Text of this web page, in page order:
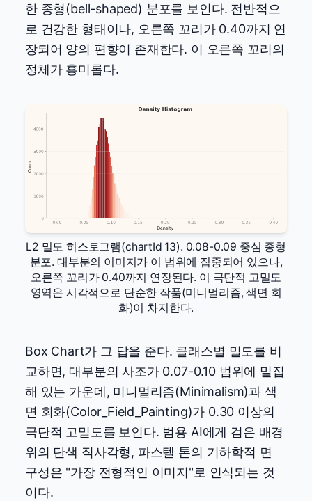
한 종형(bell-shaped) 분포를 보인다. 전반적으
로 건강한 형태이나, 오른쪽 꼬리가 0.40까지 연
장되어 양의 편향이 존재한다. 이 오른쪽 꼬리의
정체가 흥미롭다.
L2 밀도 히스토그램(chartId 13). 0.08-0.09 중심 종형
분포. 대부분의 이미지가 이 범위에 집중되어 있으나,
오른쪽 꼬리가 0.40까지 연장된다. 이 극단적 고밀도
영역은 시각적으로 단순한 작품(미니멀리즘, 색면 회
화)이 차지한다.
Box Chart가 그 답을 준다. 클래스별 밀도를 비
교하면, 대부분의 사조가 0.07-0.10 범위에 밀집
해 있는 가운데, 미니멀리즘(Minimalism)과 색
면 회화(Color_Field_Painting)가 0.30 이상의
극단적 고밀도를 보인다. 범용 AI에게 검은 배경
위의 단색 직사각형, 파스텔 톤의 기하학적 면
구성은 "가장 전형적인 이미지"로 인식되는 것
이다.